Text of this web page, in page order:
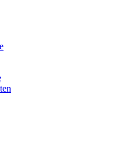
schön:
Beautyblog
Beautyblog